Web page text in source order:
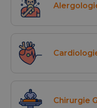
Chirurgie